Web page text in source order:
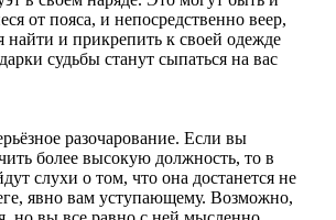
от пояса, и непосредственно веер,
найти и прикрепить к своей одежде
судьбы станут сыпаться на вас
разочарование. Если вы
более высокую должность, то в
слухи о том, что она достанется не
явно вам уступающему. Возможно,